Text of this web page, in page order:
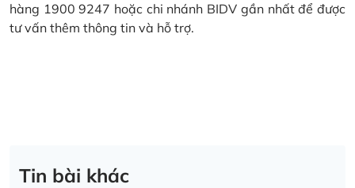
hàng 1900 9247 hoặc chi nhánh BIDV gần nhất để được
tư vấn thêm thông tin và hỗ trợ.
Tin bài khác